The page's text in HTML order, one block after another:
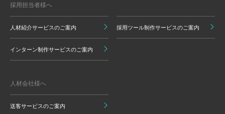
採用担当者様へ
人材紹介サービスのご案内 採用ツール制作サービスのご案内
インターン制作サービスのご案内
人材会社様へ
送客サービスのご案内